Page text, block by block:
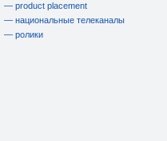
— product placement
— национальные телеканалы
— ролики